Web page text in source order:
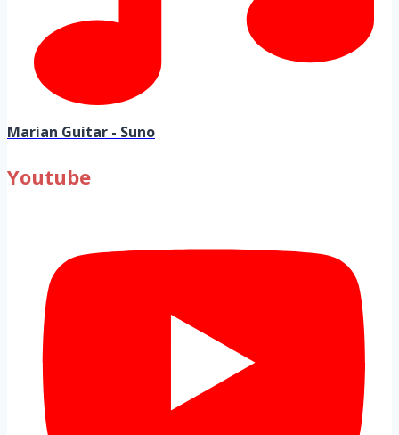
Marian Guitar - Suno
Youtube